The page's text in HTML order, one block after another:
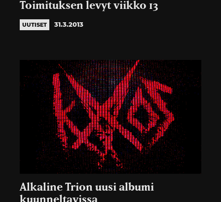
Toimituksen levyt viikko 13
UUTISET 31.3.2013
Alkaline Trion uusi albumi
kuunneltavissa